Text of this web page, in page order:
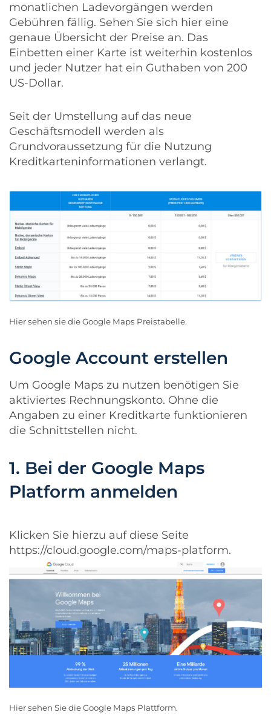
monatlichen Ladevorgängen werden
Gebühren fällig. Sehen Sie sich hier eine
genaue Übersicht der Preise an. Das
Einbetten einer Karte ist weiterhin kostenlos
und jeder Nutzer hat ein Guthaben von 200
US-Dollar.
Seit der Umstellung auf das neue
Geschäftsmodell werden als
Grundvoraussetzung für die Nutzung
Kreditkarteninformationen verlangt.
Hier sehen sie dieGoogle Maps Preistabelle.
Google Account erstellen
Um Google Maps zu nutzen benötigen Sie
aktiviertes Rechnungskonto. Ohne die
Angaben zu einer Kreditkarte funktionieren
die Schnittstellen nicht.
1. Bei der Google Maps
Platform anmelden
Klicken Sie hierzu auf diese Seite
https://cloud.google.com/maps-platform.
Hier sehen Sie die Google Maps Plattform.